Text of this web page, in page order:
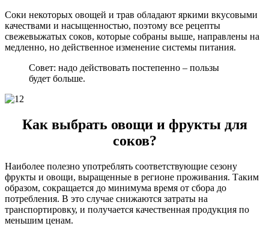
Соки некоторых овощей и трав обладают яркими вкусовыми
качествами и насыщенностью, поэтому все рецепты
свежевыжатых соков, которые собраны выше, направлены на
медленно, но действенное изменение системы питания.
Совет: надо действовать постепенно – пользы
будет больше.
Как выбрать овощи и фрукты для
соков?
Наиболее полезно употреблять соответствующие сезону
фрукты и овощи, выращенные в регионе проживания. Таким
образом, сокращается до минимума время от сбора до
потребления. В это случае снижаются затраты на
транспортировку, и получается качественная продукция по
меньшим ценам.